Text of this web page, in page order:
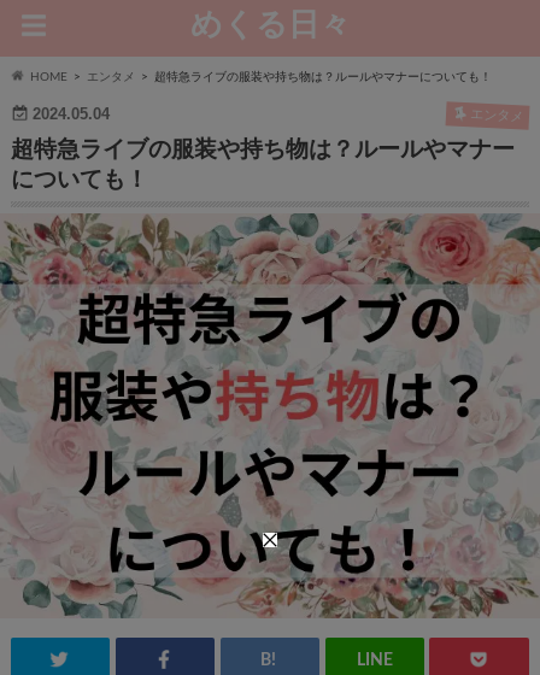
めくる日々
HOME エンタメ 超特急ライブの服装や持ち物は？ルールやマナーについても！
2024.05.04 エンタメ
超特急ライブの服装や持ち物は？ルールやマナー
についても！